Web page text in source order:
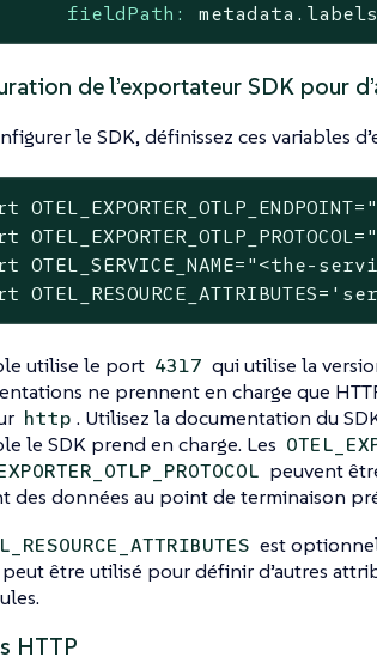
fieldPath:
de l’exportateur SDK pour
le SDK, définissez ces variables
OTEL_EXPORTER_OTLP_ENDPOINT=
OTEL_EXPORTER_OTLP_PROTOCOL=
OTEL_SERVICE_NAME= "<the-
OTEL_RESOURCE_ATTRIBUTES=
utilise le port 4317 qui utilise la
ne prennent en charge que
http . Utilisez la documentation du
le SDK prend en charge. Les
peuvent
des données au point de terminaison
est
être utilisé pour définir d’autres
HTTP